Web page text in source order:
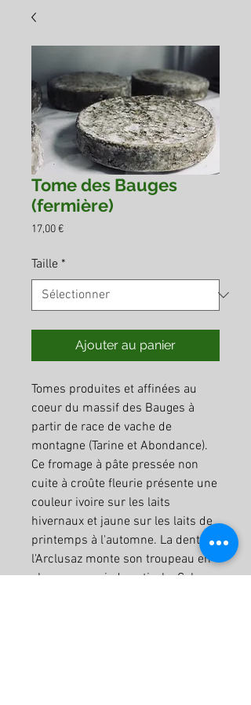
Tome des Bauges
(fermière)
17,00 €Prix
Taille *
Ajouter au panier
Tomes produites et affinées au
coeur du massif des Bauges à
partir de race de vache de
montagne (Tarine et Abondance).
Ce fromage à pâte pressée non
cuite à croûte fleurie présente une
couleur ivoire sur les laits
hivernaux et jaune sur les laits de
printemps à l'automne. La dent de
l'Arclusaz monte son troupeau en
alpage en periode estivale. Cela